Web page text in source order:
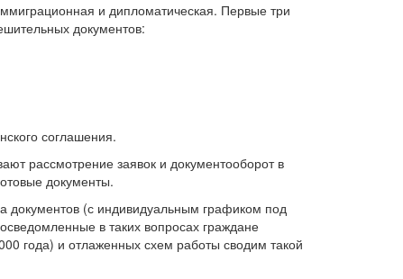
и дипломатическая. Первые три
документов:
соглашения.
рассмотрение заявок и документооборот в
документы.
документов (с индивидуальным графиком под
в таких вопросах граждане
года) и отлаженных схем работы сводим такой